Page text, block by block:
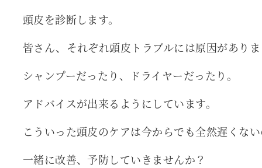
頭皮を診断します。
皆さん、それぞれ頭皮トラブルには原因があり
シャンプーだったり、ドライヤーだったり。
アドバイスが出来るようにしています。
こういった頭皮のケアは今からでも全然遅くな
一緒に改善、予防していきませんか？